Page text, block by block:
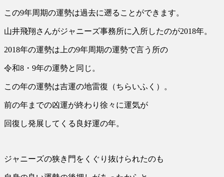
この9年周期の運勢は過去に遡ることができます。
山井飛翔さんがジャニーズ事務所に入所したのが2018年。
2018年の運勢は上の9年周期の運勢で言う所の
令和8・9年の運勢と同じ。
この年の運勢は吉運の地雷復（ちらいふく）。
前の年までの凶運が終わり徐々に運気が
回復し発展してくる良好運の年。
ジャニーズの狭き門をくぐり抜けられたのも